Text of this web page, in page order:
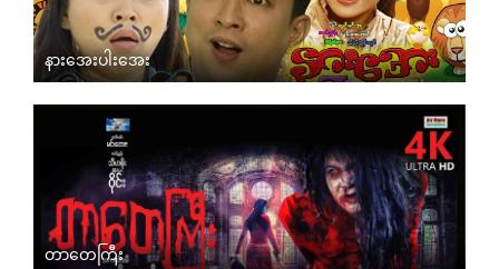
နားအေးပါးအေး
တာတေကြီး